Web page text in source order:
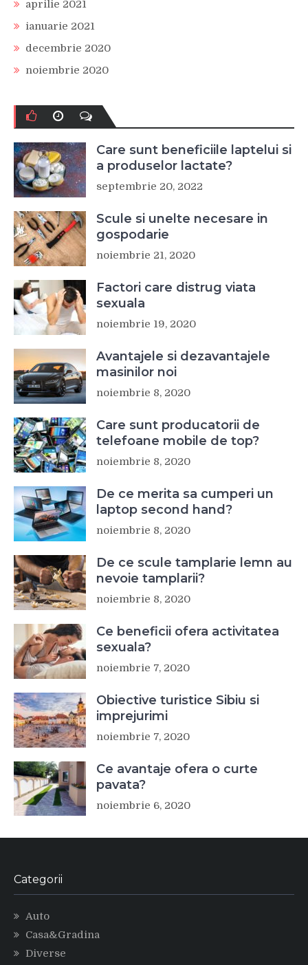
aprilie 2021
ianuarie 2021
decembrie 2020
noiembrie 2020
Care sunt beneficiile laptelui si
a produselor lactate?
septembrie 20, 2022
Scule si unelte necesare in
gospodarie
noiembrie 21, 2020
Factori care distrug viata
sexuala
noiembrie 19, 2020
Avantajele si dezavantajele
masinilor noi
noiembrie 8, 2020
Care sunt producatorii de
telefoane mobile de top?
noiembrie 8, 2020
De ce merita sa cumperi un
laptop second hand?
noiembrie 8, 2020
De ce scule tamplarie lemn au
nevoie tamplarii?
noiembrie 8, 2020
Ce beneficii ofera activitatea
sexuala?
noiembrie 7, 2020
Obiective turistice Sibiu si
imprejurimi
noiembrie 7, 2020
Ce avantaje ofera o curte
pavata?
noiembrie 6, 2020
Categorii
Auto
Casa&Gradina
Diverse